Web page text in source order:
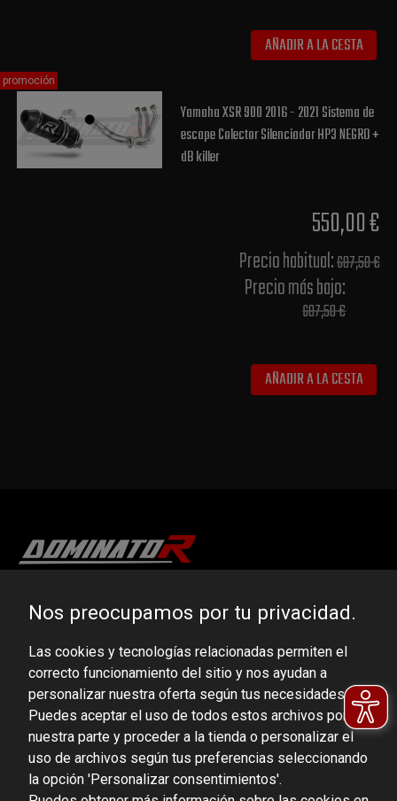
AÑADIR A LA CESTA
Yamaha XSR 900 2016 - 2021 Sistema de
escape Colector Silenciador HP3 NEGRO +
dB killer
550,00 €
Precio habitual​:687,50 €
Precio más bajo​:
687,50 €
AÑADIR A LA CESTA
promoción
DOMINATOR GROUP Sp. z o.o.
VAT ID No.: 6521751083
dominator@dominator.pl
© Copyright 2022 | Dominator Group Sp. z o. o.
Nos preocupamos por tu privacidad.
Las cookies y tecnologías relacionadas permiten el
correcto funcionamiento del sitio y nos ayudan a
personalizar nuestra oferta según tus necesidades.
Puedes aceptar el uso de todos estos archivos por
nuestra parte y proceder a la tienda o personalizar el
uso de archivos según tus preferencias seleccionando
la opción 'Personalizar consentimientos'.